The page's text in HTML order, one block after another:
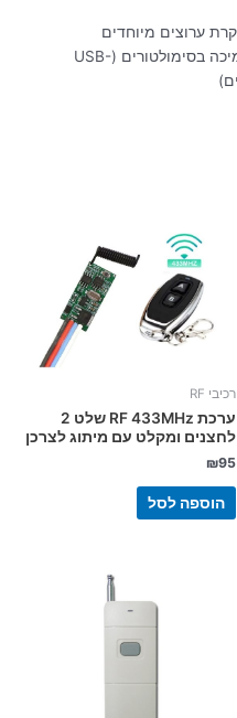
ממשק ידידותי לעדכון קושחה ותמיכה בסימולטורים (USB-
רכיבי RF
ערכת RF 433MHz שלט 2
לחצנים ומקלט עם מיתוג לצרכן
₪95
הוספה לסל